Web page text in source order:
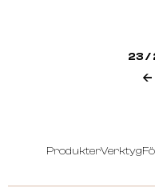
23 /
ProdukterVerktyg